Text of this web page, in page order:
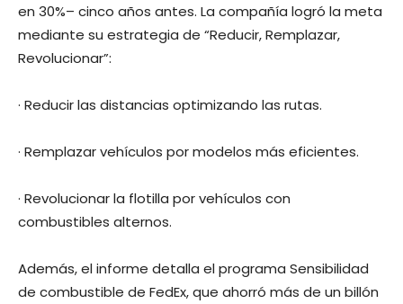
en 30%– cinco años antes. La compañía logró la meta
mediante su estrategia de “Reducir, Remplazar,
Revolucionar”:
· Reducir las distancias optimizando las rutas.
· Remplazar vehículos por modelos más eficientes.
· Revolucionar la flotilla por vehículos con
combustibles alternos.
Además, el informe detalla el programa Sensibilidad
de combustible de FedEx, que ahorró más de un billón